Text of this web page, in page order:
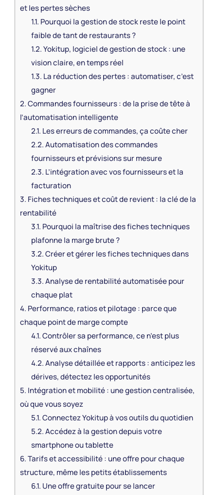
et les pertes sèches
1.1. Pourquoi la gestion de stock reste le point
faible de tant de restaurants ?
1.2.Yokitup, logiciel de gestion de stock : une
vision claire, en temps réel
1.3. La réduction des pertes : automatiser, c’est
gagner
2.Commandes fournisseurs : de la prise de tête à
l’automatisation intelligente
2.1. Les erreurs de commandes, ça coûte cher
2.2.Automatisation des commandes
fournisseurs et prévisions sur mesure
2.3. L’intégration avec vos fournisseurs et la
facturation
3. Fiches techniques et coût de revient : la clé de la
rentabilité
3.1. Pourquoi la maîtrise des fiches techniques
plafonne la marge brute ?
3.2.Créer et gérer les fiches techniques dans
Yokitup
3.3.Analyse de rentabilité automatisée pour
chaque plat
4. Performance, ratios et pilotage : parce que
chaque point de marge compte
4.1.Contrôler sa performance, ce n’est plus
réservé aux chaînes
4.2.Analyse détaillée et rapports : anticipez les
dérives, détectez les opportunités
5. Intégration et mobilité : une gestion centralisée,
où que vous soyez
5.1.Connectez Yokitup à vos outils du quotidien
5.2.Accédez à la gestion depuis votre
smartphone ou tablette
6.Tarifs et accessibilité : une offre pour chaque
structure, même les petits établissements
6.1. Une offre gratuite pour se lancer